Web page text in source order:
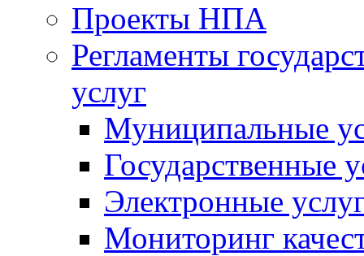
Проекты НПА
Регламенты
услуг
Муниципальные
Государственные
Электронные
Мониторинг